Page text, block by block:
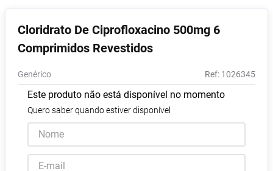
Cloridrato De Ciprofloxacino 500mg 6
Comprimidos Revestidos
Genérico : 1026345
Este produto não está disponível no momento
Quero saber quando estiver disponível
6º Shampoo
7º Desodorante
8º
9º Vitamina D
10º Lavitan